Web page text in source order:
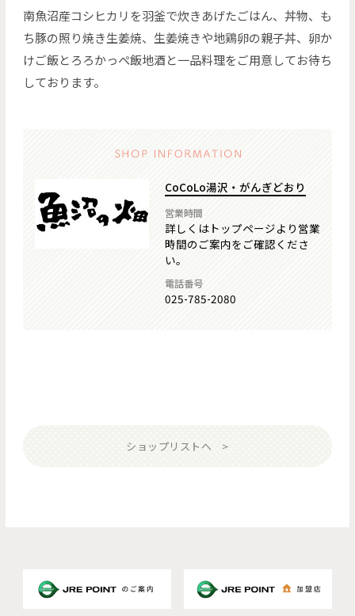
南魚沼産コシヒカリを羽釜で炊きあげたごはん、丼物、も
ち豚の照り焼き生姜焼、生姜焼きや地鶏卵の親子丼、卵か
けご飯とろろかっぺ飯地酒と一品料理をご用意してお待ち
しております。
CoCoLo湯沢・がんぎどおり
営業時間
詳しくはトップページより営業
時間のご案内をご確認くださ
い。
電話番号
025-785-2080
ショップリストへ